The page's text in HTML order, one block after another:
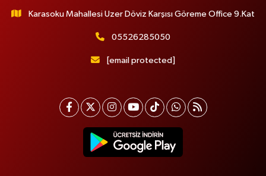
Karasoku Mahallesi Uzer Döviz Karşısı Göreme Office 9.Kat
05526285050
[email protected]